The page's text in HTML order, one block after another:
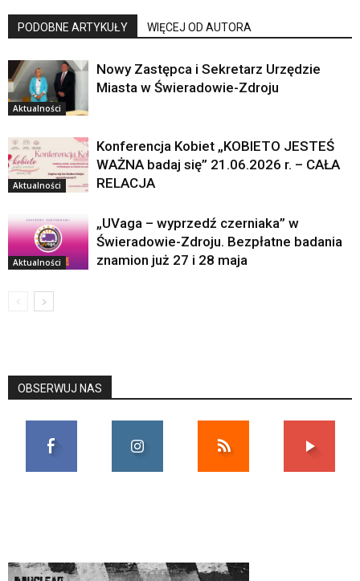
PODOBNE ARTYKUŁY WIĘCEJ OD AUTORA
Aktualności
Nowy Zastępca i Sekretarz Urzędzie
Miasta w Świeradowie-Zdroju
Aktualności
Konferencja Kobiet „KOBIETO JESTEŚ
WAŻNA badaj się” 21.06.2026 r. – CAŁA
RELACJA
Aktualności
„UVaga – wyprzedź czerniaka” w
Świeradowie-Zdroju. Bezpłatne badania
znamion już 27 i 28 maja
OBSERWUJ NAS